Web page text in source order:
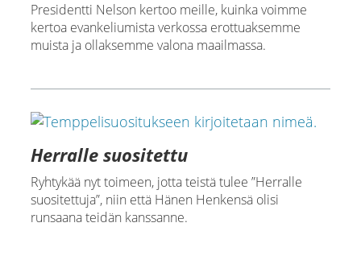
Presidentti Nelson kertoo meille, kuinka voimme
kertoa evankeliumista verkossa erottuaksemme
muista ja ollaksemme valona maailmassa.
Herralle suositettu
Ryhtykää nyt toimeen, jotta teistä tulee ”Herralle
suositettuja”, niin että Hänen Henkensä olisi
runsaana teidän kanssanne.